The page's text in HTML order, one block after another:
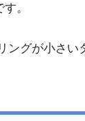
。
ングが小さい